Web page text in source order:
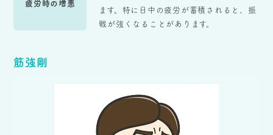
疲労時の増悪
ます。特に日中の疲労が蓄積されると、振
戦が強くなることがあります。
筋強剛